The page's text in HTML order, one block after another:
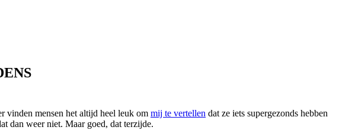
vinden mensen het altijd heel leuk om mij te vertellen dat ze iets supergezonds hebben
dan weer niet. Maar goed, dat terzijde.